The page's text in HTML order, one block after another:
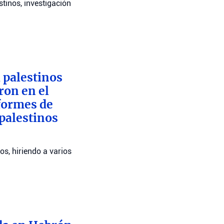
investigación
palestinos
en el
de
hiriendo a varios